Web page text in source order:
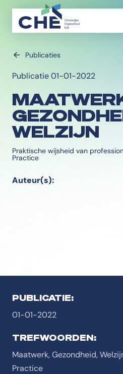
Publicaties
Publicatie 01-01-2022
WELZIJN
Praktische wijsheid van
Practice
Auteur(s):
PUBLICATIE:
01-01-2022
TREFWOORDEN:
Maatwerk, Gezondheid,
Practice